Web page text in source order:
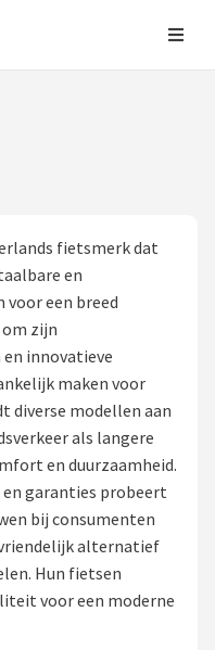
fietsmerk dat
en
een breed
zijn
innovatieve
maken voor
diverse modellen aan
als langere
en duurzaamheid.
garanties probeert
bij consumenten
alternatief
Hun fietsen
voor een moderne